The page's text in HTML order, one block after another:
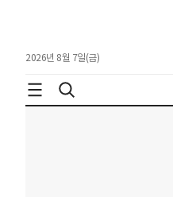
2026년 8월 7일(금)